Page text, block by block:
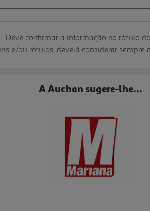
Deve confirmar a informação no rótulo
e/ou rótulos, deverá considerar
A Auchan sugere-lhe...